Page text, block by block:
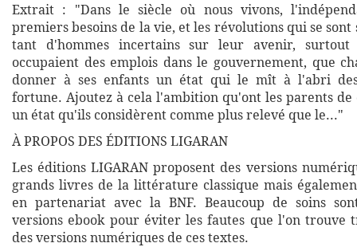
Extrait : "Dans le siècle où nous vivons,
premiers besoins de la vie, et les révolutions qui se sont
tant d'hommes incertains sur leur avenir,
occupaient des emplois dans le gouvernement, que
donner à ses enfants un état qui le mît à l'abri
fortune. Ajoutez à cela l'ambition qu'ont les parents
un état qu'ils considèrent comme plus relevé que le..."
À PROPOS DES ÉDITIONS LIGARAN
Les éditions LIGARAN proposent des versions
grands livres de la littérature classique mais
en partenariat avec la BNF. Beaucoup de soins
versions ebook pour éviter les fautes que l'on trouve
des versions numériques de ces textes.